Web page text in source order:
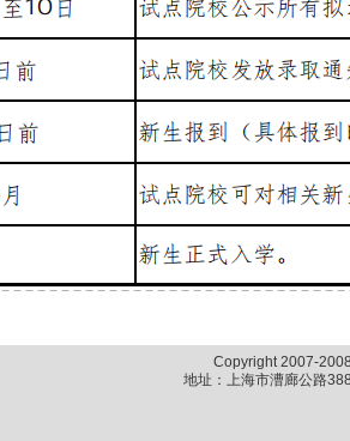
Copyright 2007-
地址：上海市漕廊公路